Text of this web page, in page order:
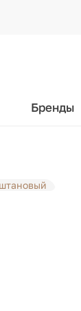
Бренды